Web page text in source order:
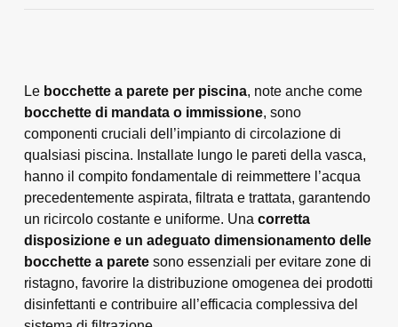
Le bocchette a parete per piscina, note anche come
bocchette di mandata o immissione, sono
componenti cruciali dell’impianto di circolazione di
qualsiasi piscina. Installate lungo le pareti della vasca,
hanno il compito fondamentale di reimmettere l’acqua
precedentemente aspirata, filtrata e trattata, garantendo
un ricircolo costante e uniforme. Una corretta
disposizione e un adeguato dimensionamento delle
bocchette a paretesono essenziali per evitare zone di
ristagno, favorire la distribuzione omogenea dei prodotti
disinfettanti e contribuire all’efficacia complessiva del